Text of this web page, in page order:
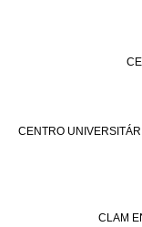
CENTRO
CLAM